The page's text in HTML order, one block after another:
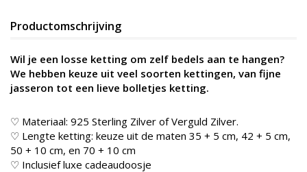
Productomschrijving
Wil je een losse ketting om zelf bedels aan te hangen?
We hebben keuze uit veel soorten kettingen, van fijne
jasseron tot een lieve bolletjes ketting.
♡ Materiaal: 925 Sterling Zilver of Verguld Zilver.
♡ Lengte ketting: keuze uit de maten 35 + 5 cm, 42 + 5 cm,
50 + 10 cm, en 70 + 10 cm
♡ Inclusief luxe cadeaudoosje